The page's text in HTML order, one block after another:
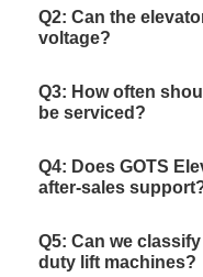
Q2: Can the
voltage?
Q3: How often
be serviced?
Q4: Does GOTS
after-sales
Q5: Can we
duty lift machines?